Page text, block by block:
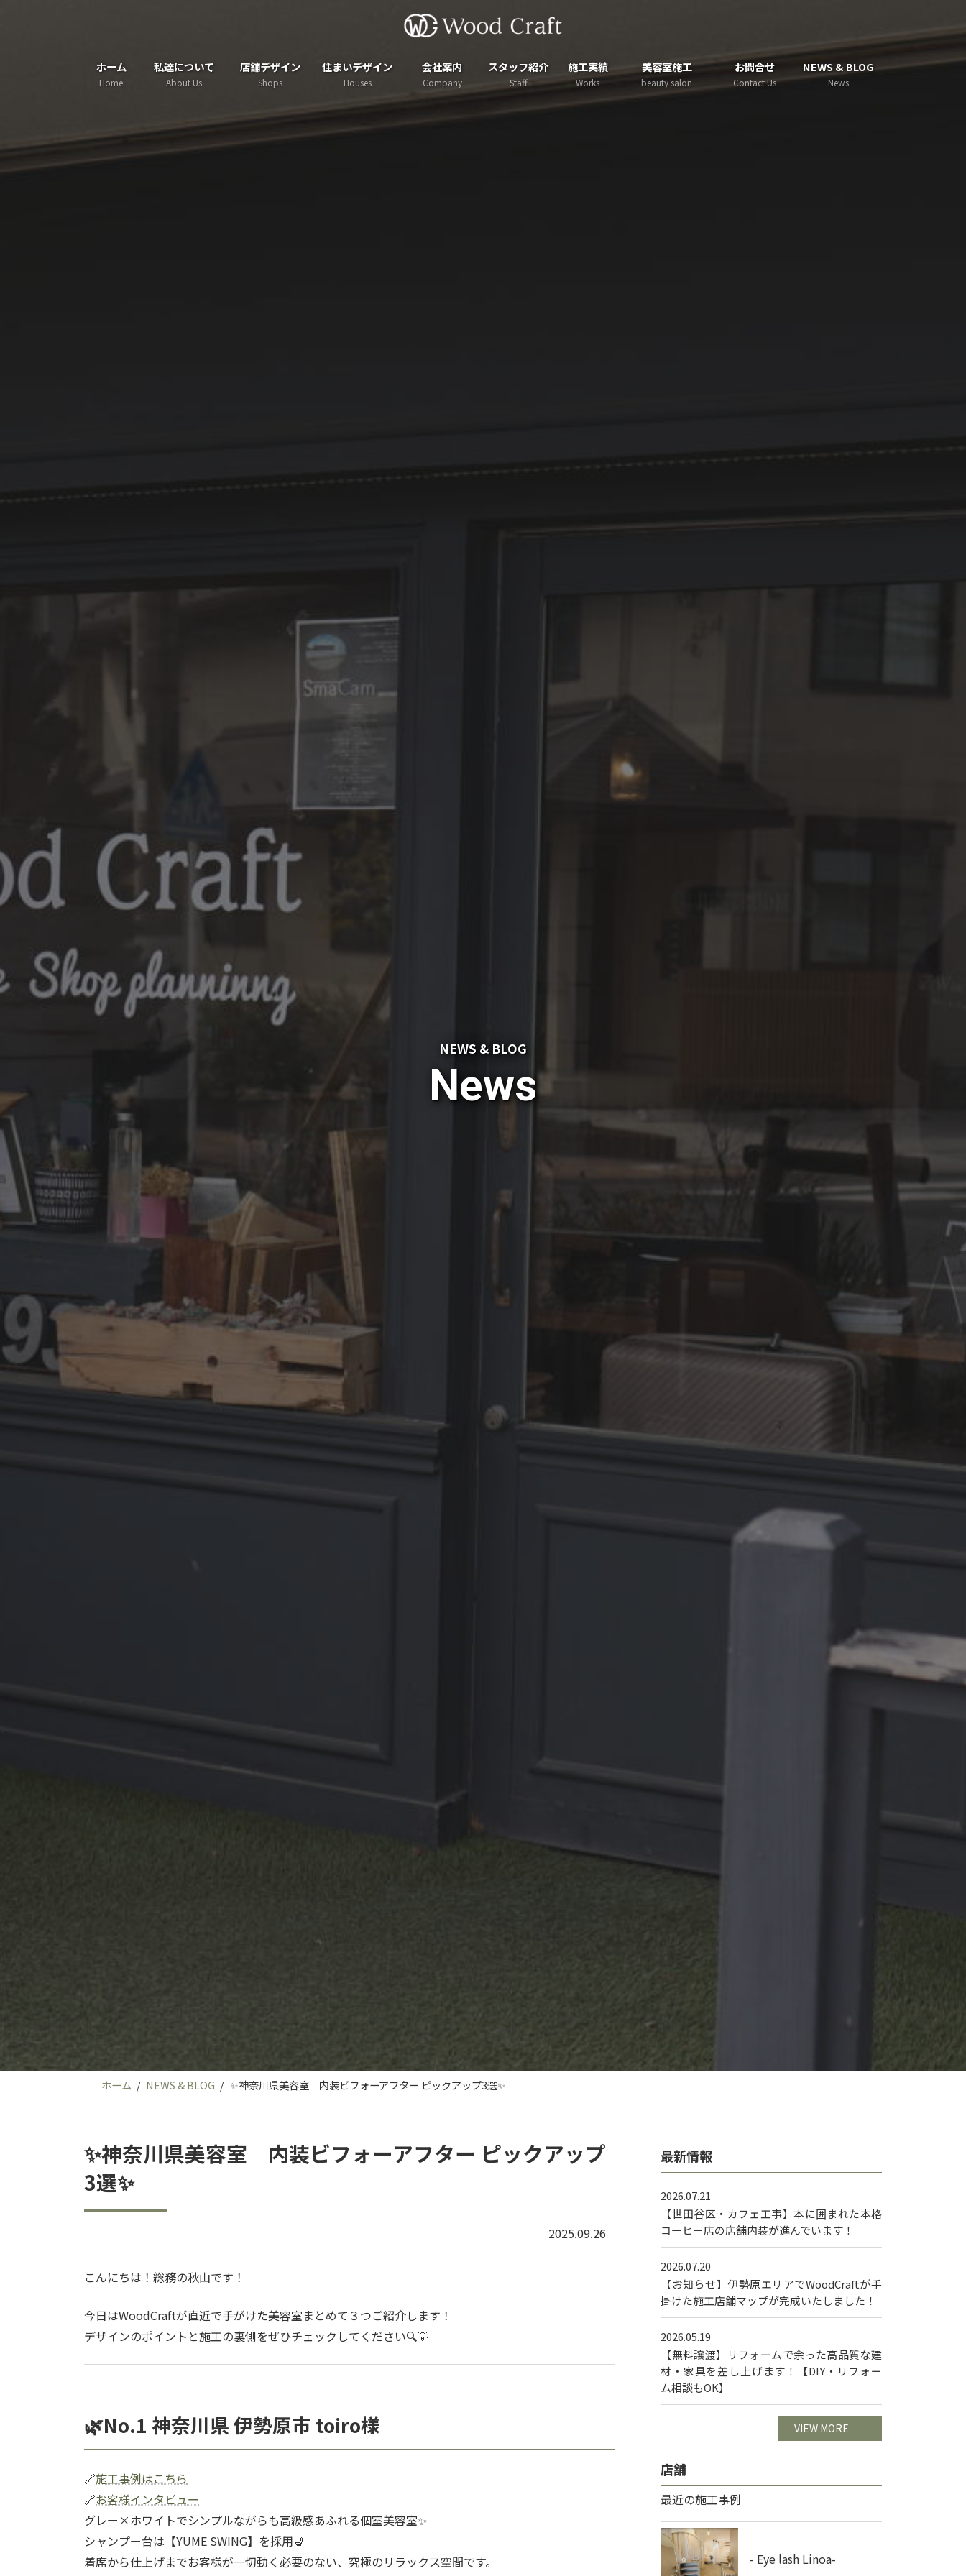
キ
ッ
に
移
ホーム
Home
私達について
About Us
店舗デザイン
Shops
住まいデザイン
Houses
会社案内
Company
スタッフ紹介
Staff
施工実績
Works
美容室施工
beauty salon
お問合せ
Contact Us
NEWS & BLOG
News
NEWS & BLOG
News
ホーム NEWS & BLOG ✨神奈川県美容室 内装ビフォーアフター ピックアップ3選✨
✨神奈川県美容室 内装ビフォーアフター ピックアップ
3選✨
2025.09.26
こんにちは！総務の秋山です！
今日はWoodCraftが直近で手がけた美容室まとめて３つご紹介します！
デザインのポイントと施工の裏側をぜひチェックしてください🔍💡
🌿No.1 神奈川県 伊勢原市 toiro様
🔗施工事例はこちら
🔗お客様インタビュー
グレー×ホワイトでシンプルながらも高級感あふれる個室美容室✨
シャンプー台は【YUME SWING】を採用💺
着席から仕上げまでお客様が一切動く必要のない、究極のリラックス空間です。
最新情報
2026.07.21
【世田谷区・カフェ工事】本に囲まれた本格
コーヒー店の店舗内装が進んでいます！
2026.07.20
【お知らせ】伊勢原エリアでWoodCraftが手
掛けた施工店舗マップが完成いたしました！
2026.05.19
【無料譲渡】リフォームで余った高品質な建
材・家具を差し上げます！【DIY・リフォー
ム相談もOK】
VIEW MORE
店舗
最近の施工事例
- Eye lash Linoa-